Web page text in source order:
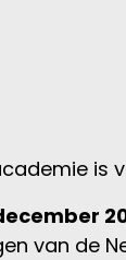
is
van de